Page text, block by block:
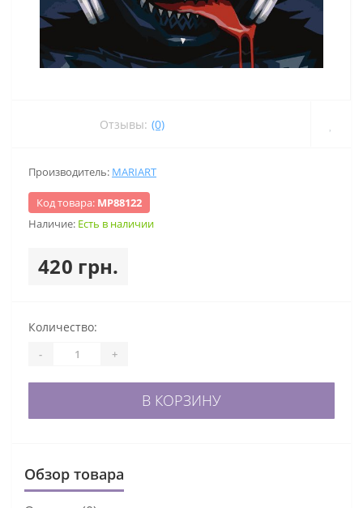
Отзывы: (0)
Производитель: MARIART
Код товара: МР88122
Наличие: Есть в наличии
420 грн.
Количество:
- +
В КОРЗИНУ
Обзор товара